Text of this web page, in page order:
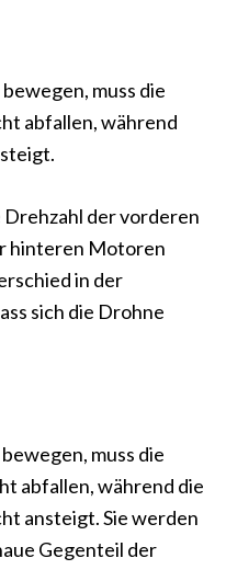
muss die
abfallen, während
der vorderen
hinteren Motoren
in der
sich die Drohne
muss die
abfallen, während die
ansteigt. Sie werden
Gegenteil der